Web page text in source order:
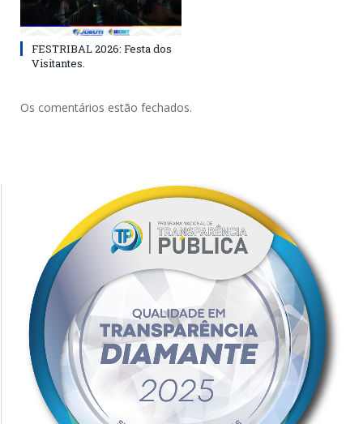
FESTRIBAL 2026: Festa dos
Visitantes.
Os comentários estão fechados.